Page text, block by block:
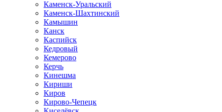
Каменск-Уральский
Каменск-Шахтинский
Камышин
Канск
Каспийск
Кедровый
Кемерово
Керчь
Кинешма
Кириши
Киров
Кирово-Чепецк